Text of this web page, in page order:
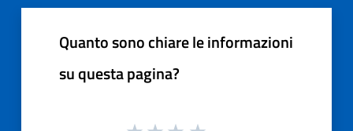
Quanto sono chiare le informazioni
su questa pagina?